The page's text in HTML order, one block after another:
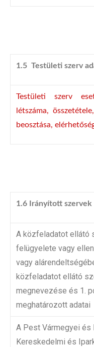
1.5 Testületi szerv
Testületi szerv
létszáma,
beosztása,
1.6 Irányított szervek
A közfeladatot ellátó
felügyelete vagy
vagy
közfeladatot ellátó
megnevezése és 1.
meghatározott adatai
A Pest Vármegyei és
Kereskedelmi és